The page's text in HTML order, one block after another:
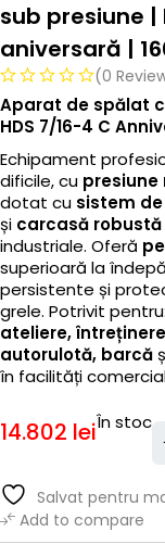
sub presiune |
aniversară |
(0
Aparat de spălat
HDS 7/16-4 C
Echipament
dificile, cu presiune
dotat cu sistem
și carcasă robustă
industriale. Oferă
superioară la
persistente și
grele. Potrivit pentru:
ateliere,
autorulotă, barcă
în facilități
14.802 leiÎn stoc
Salvat pentru
Add to compare